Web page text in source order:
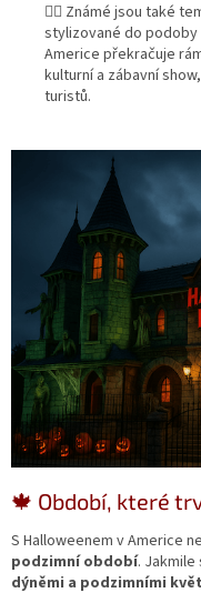
🧛‍♂️ Známé jsou také
stylizované do podoby
Americe překračuje
kulturní a zábavní
turistů.
🍁 Období, které
S Halloweenem v Americe
podzimní období.
dýněmi a podzimními